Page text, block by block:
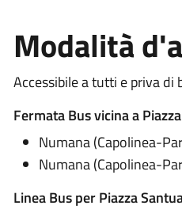
Modalità
Accessibile a tutti e priva
Fermata Bus vicina a
Numana (Capolinea-
Numana (Capolinea-
Linea Bus per Piazza